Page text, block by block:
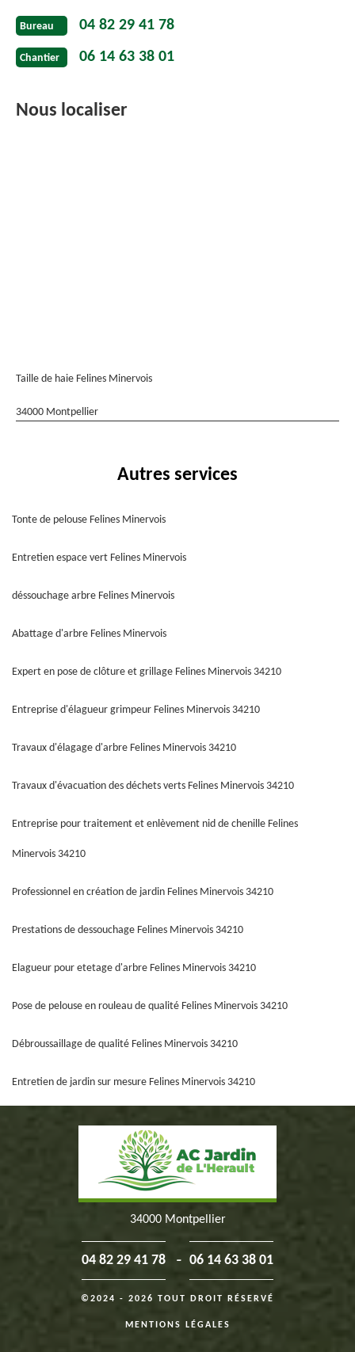
Bureau 04 82 29 41 78
Chantier 06 14 63 38 01
Nous localiser
Taille de haie Felines Minervois
34000 Montpellier
Autres services
Tonte de pelouse Felines Minervois
Entretien espace vert Felines Minervois
déssouchage arbre Felines Minervois
Abattage d'arbre Felines Minervois
Expert en pose de clôture et grillage Felines Minervois 34210
Entreprise d'élagueur grimpeur Felines Minervois 34210
Travaux d'élagage d'arbre Felines Minervois 34210
Travaux d'évacuation des déchets verts Felines Minervois 34210
Entreprise pour traitement et enlèvement nid de chenille Felines
Minervois 34210
Professionnel en création de jardin Felines Minervois 34210
Prestations de dessouchage Felines Minervois 34210
Elagueur pour etetage d'arbre Felines Minervois 34210
Pose de pelouse en rouleau de qualité Felines Minervois 34210
Débroussaillage de qualité Felines Minervois 34210
Entretien de jardin sur mesure Felines Minervois 34210
34000 Montpellier
04 82 29 41 78 - 06 14 63 38 01
©2024 - 2026 TOUT DROIT RÉSERVÉ
MENTIONS LÉGALES